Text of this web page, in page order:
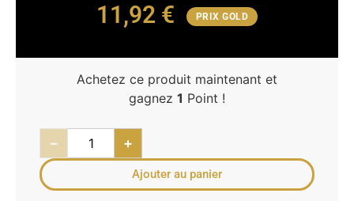
11,92 € PRIX GOLD
Achetez ce produit maintenant et
gagnez 1 Point !
− +
Ajouter au panier